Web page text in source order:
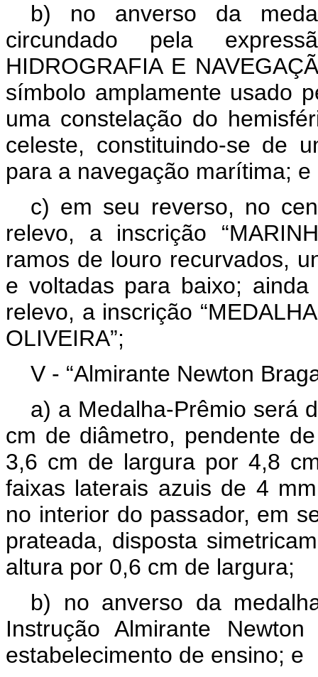
b) no anverso da
circundado pela
HIDROGRAFIA E
símbolo amplamente usado
uma constelação do
celeste, constituindo-se de
para a navegação marítima; e
c) em seu reverso, no
relevo, a inscrição
ramos de louro recurvados,
e voltadas para baixo;
relevo, a inscrição
OLIVEIRA”;
V - “Almirante Newton
a) a Medalha-Prêmio será
cm de diâmetro, pendente
3,6 cm de largura por 4,8
faixas laterais azuis de 4
no interior do passador, em
prateada, disposta
altura por 0,6 cm de largura;
b) no anverso da
Instrução Almirante
estabelecimento de ensino; e